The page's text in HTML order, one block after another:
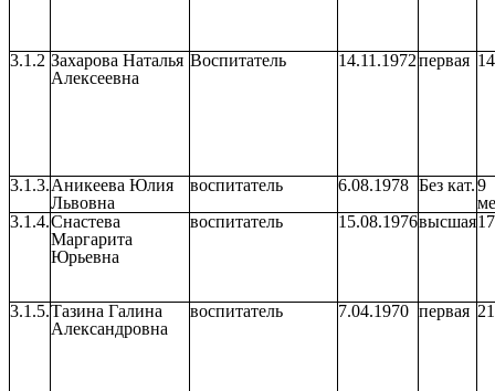
3.1.2 Захарова Наталья
Алексеевна
Воспитатель 14.11.1972первая 14
3.1.3.Аникеева Юлия
Львовна
воспитатель 6.08.1978 Без кат.9
3.1.4.Снастева
Маргарита
Юрьевна
воспитатель 15.08.1976высшая17
3.1.5.Тазина Галина
Александровна
воспитатель 7.04.1970 первая 21